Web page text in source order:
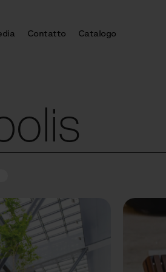
Contatto Catalogo